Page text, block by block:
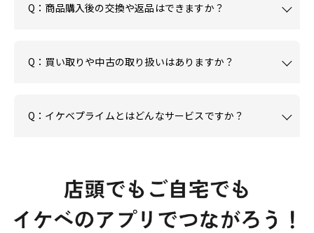
Q：商品購入後の交換や返品はできますか？
Q：買い取りや中古の取り扱いはありますか？
Q：イケベプライムとはどんなサービスですか？